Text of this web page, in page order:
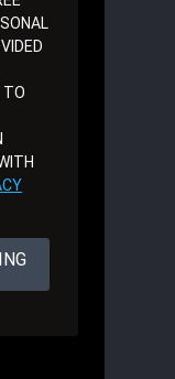
TO